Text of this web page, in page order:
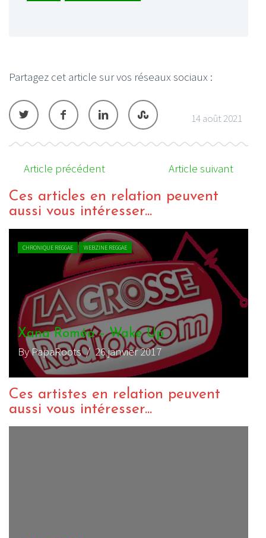
Partagez cet article sur vos réseaux sociaux :
14 août 2021
Article précédent Article suivant
Ces articles en relation peuvent
aussi vous intéresser...
CHRONIQUE REGGAE WEBZINE REGGAE
Xana Roméo – Wake Up
By PapaRoots/ 26 janvier 2017
Ces artistes en relation peuvent
aussi vous intéresser...